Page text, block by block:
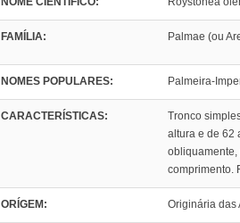
FAMÍLIA: Palmae (ou
NOMES POPULARES: Palmeira-
CARACTERÍSTICAS:
Tronco
altura e de 62
obliquamente,
comprimento.
ORÍGEM: Originária das